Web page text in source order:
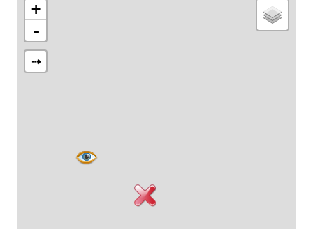
+
-
⇢